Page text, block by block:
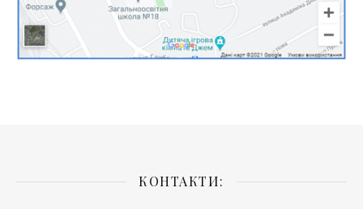
КОНТАКТИ: